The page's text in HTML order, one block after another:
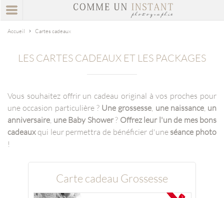
Accueil Cartes cadeaux
LES CARTES CADEAUX ET LES PACKAGES
Vous souhaitez offrir un cadeau original à vos proches pour
une occasion particulière ? Une grossesse, une naissance, un
anniversaire, une Baby Shower? Offrez leur l'un de mes bons
cadeauxqui leur permettra de bénéficier d'une séance photo
!
Carte cadeau Grossesse